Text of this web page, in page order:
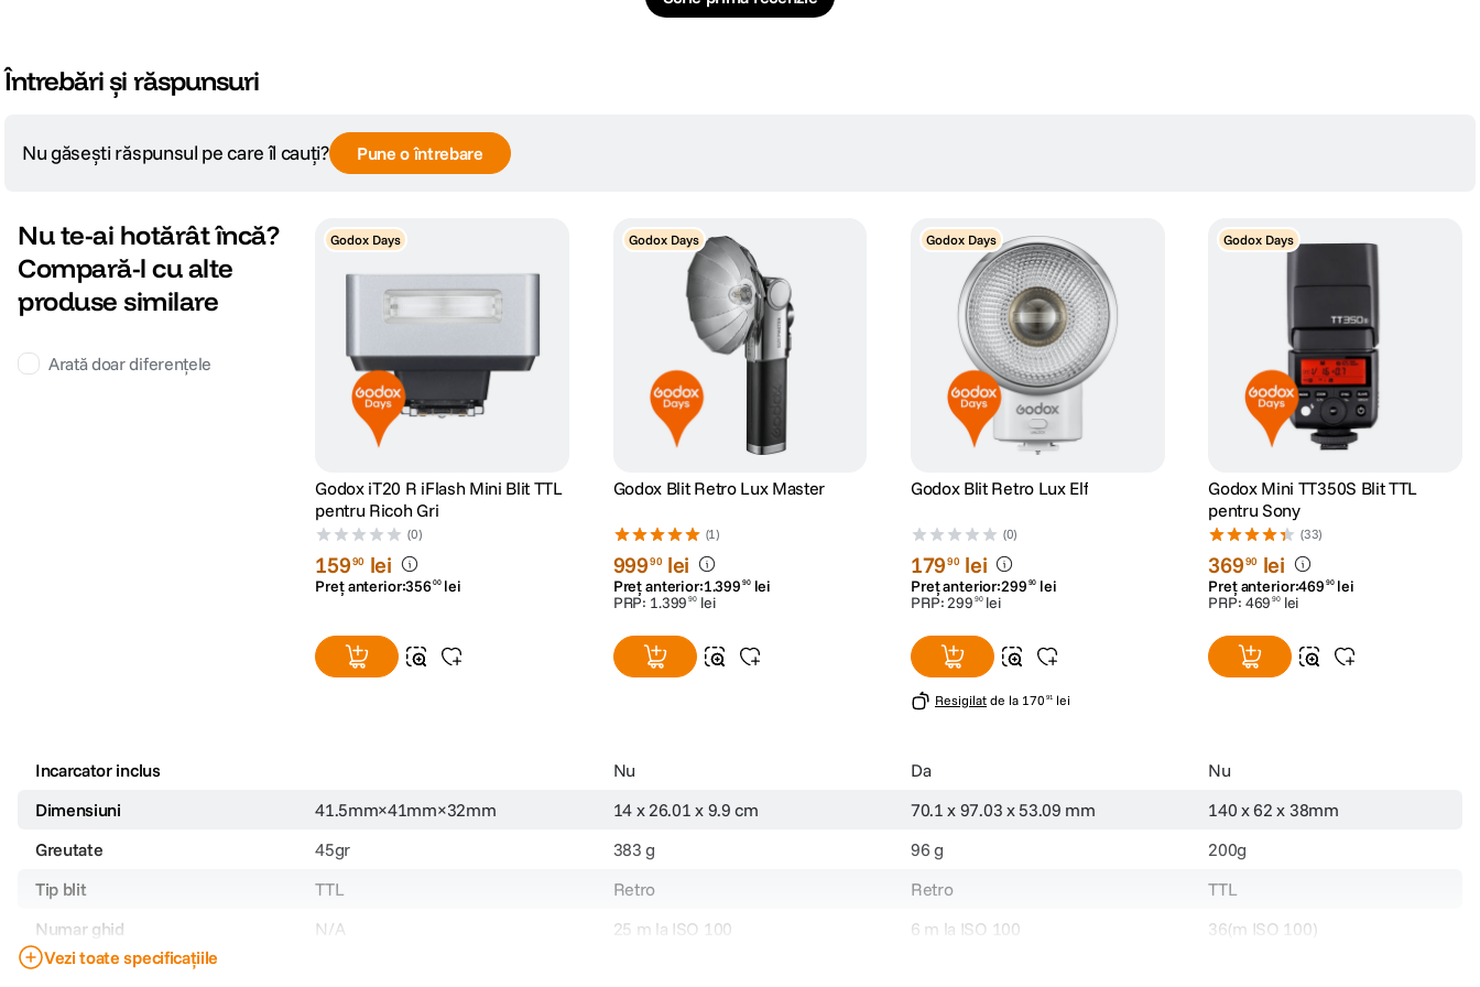
Uita de setarile complicate. Acest mini flash cu functie TTL ofera iluminare perfecta instant, ajutandu-te sa fotografiezi mai rapid si mai eficient.
Întrebări și răspunsuri
Nu găsești răspunsul pe care îl cauți? Pune o întrebare
Nu te-ai hotărât încă?
Compară-l cu alte
produse similare
Arată doar diferențele
Godox Days
Godox iT20 R iFlash Mini Blit TTL
pentru Ricoh Gri
(0)
15990 lei
Preț anterior:35600 lei
Godox Days
Godox Blit Retro Lux Master
(1)
99990 lei
Preț anterior:1.399 90 lei
PRP: 1 .399 90 lei
Godox Days
Godox Blit Retro Lux Elf
(0)
17990 lei
Preț anterior:299 90 lei
PRP: 299 90 lei
Resigilat de la 170 91 lei
Godox Days
Godox Mini TT350S Blit TTL
pentru Sony
(33)
36990 lei
Preț anterior:469 90 lei
PRP: 469 90 lei
Incarcator inclus Nu Da
Nu
Dimensiuni
41.5mm×41mm×32mm 14 x 26.01 x 9.9 cm 70.1 x 97.03 x 53.09 mm
140 x 62 x 38mm
Greutate
45gr 383 g 96 g
200g
Tip blit
TTL Retro Retro
TTL
Numar ghid
N/A 25 m la ISO 100 6 m la ISO 100
36(m ISO 100)
Unghi de cuprindere
Vezi toate specificațiile